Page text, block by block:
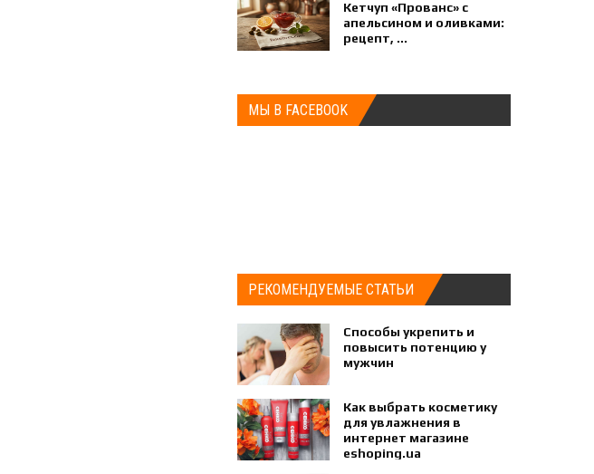
Кетчуп «Прованс» с
апельсином и оливками:
рецепт, ...
МЫ В FACEBOOK
РЕКОМЕНДУЕМЫЕ СТАТЬИ
Способы укрепить и
повысить потенцию у
мужчин
Как выбрать косметику
для увлажнения в
интернет магазине
eshoping.ua